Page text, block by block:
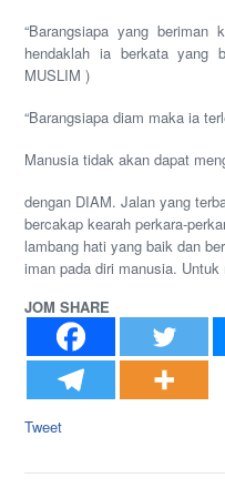
“Barangsiapa yang
hendaklah ia berkata yang
MUSLIM )
“Barangsiapa diam maka ia
Manusia tidak akan dapat
dengan DIAM. Jalan yang
bercakap kearah perkara-
lambang hati yang baik dan
iman pada diri manusia.
JOM SHARE
Tweet